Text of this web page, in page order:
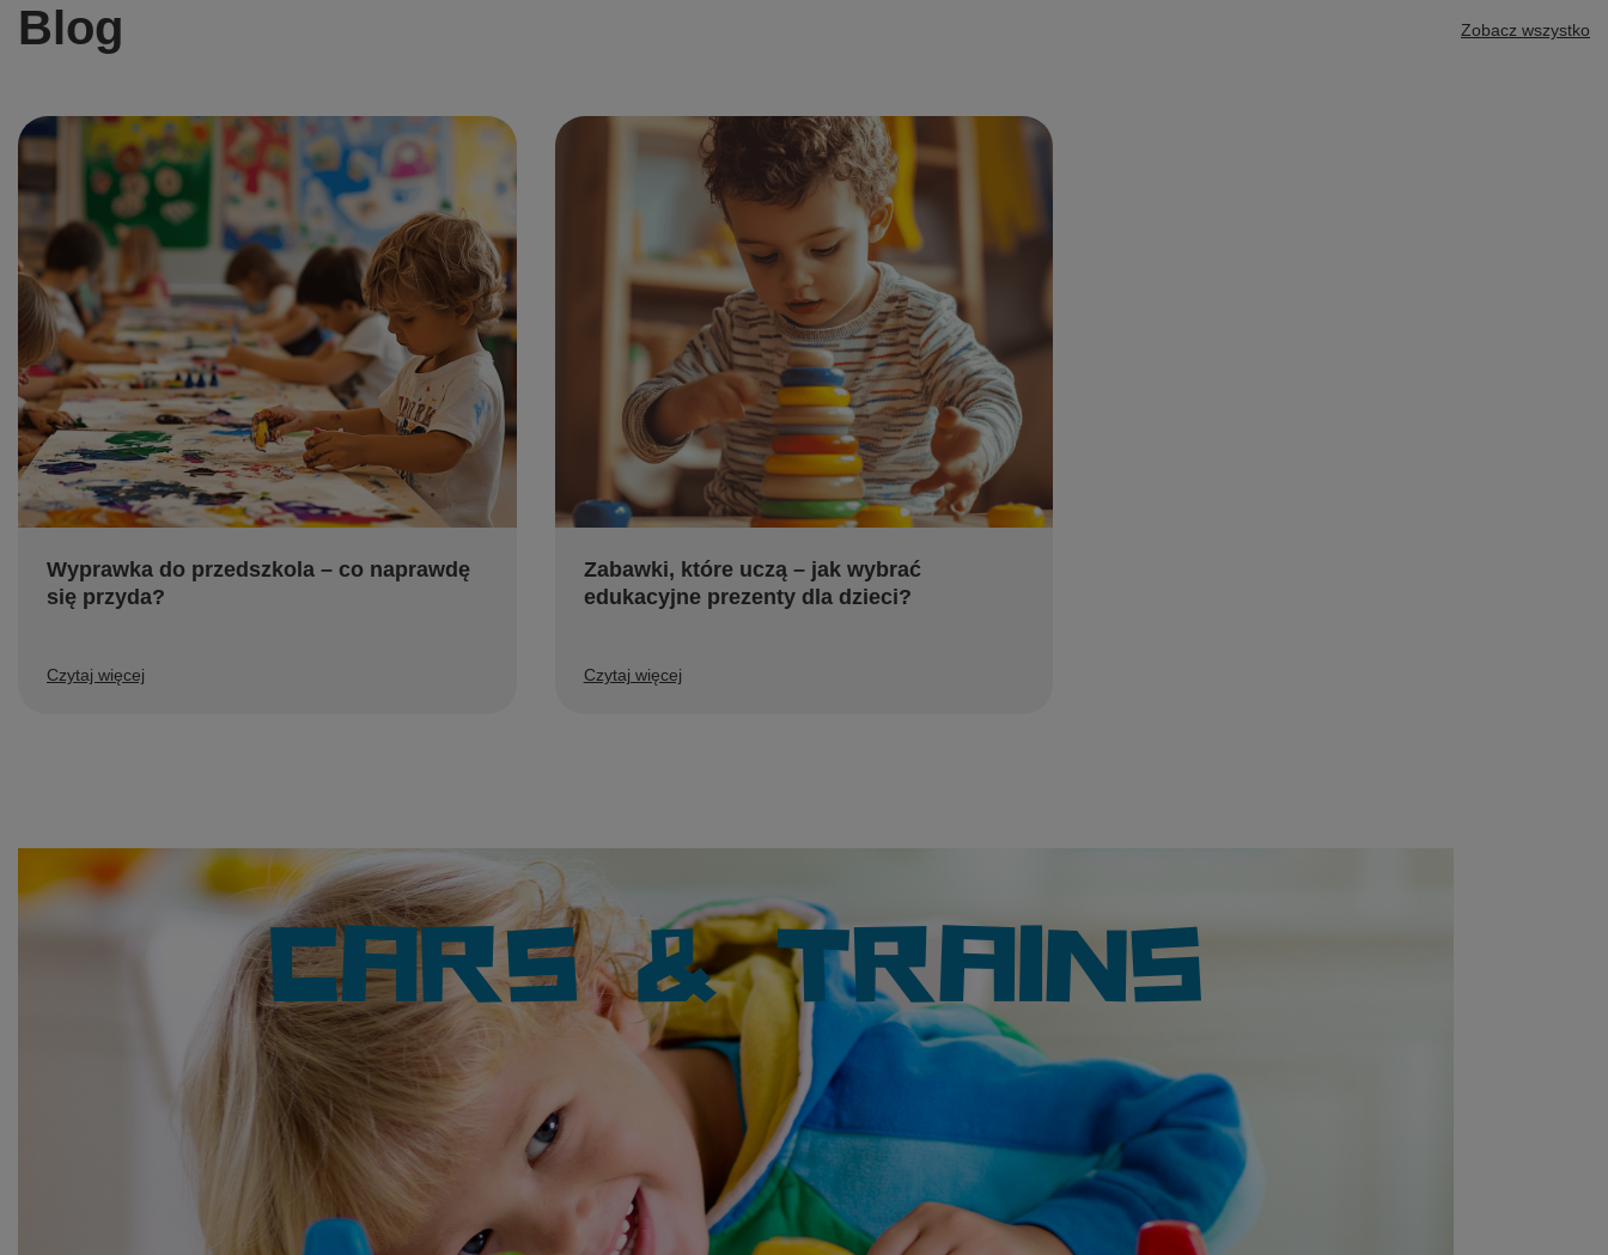
Blog Zobacz wszystko
Wyprawka do przedszkola – co naprawdę
się przyda?
Czytaj więcej
Zabawki, które uczą – jak wybrać
edukacyjne prezenty dla dzieci?
Czytaj więcej